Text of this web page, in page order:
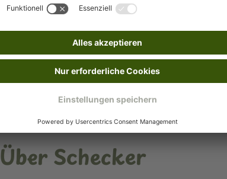
Ich möchte regelmäßig von der Schecker GmbH
*Dein Gutscheincode ist einmalig einlösbar, ab
frühere Bestellungen. Klicks werten wir anonym
nicht weitergegeben. Auf Anfrage erfährst Du
Löschung verlangen. Nach einem Kauf senden
widersprechen, z. B. an
Über Schecker